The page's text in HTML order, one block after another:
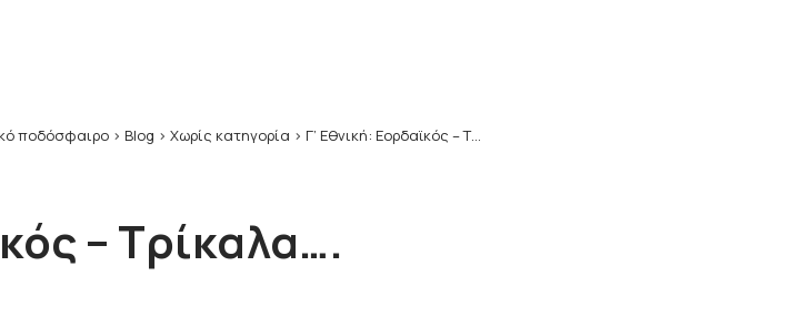
ποδόσφαιρο > Blog > Χωρίς κατηγορία > Γ’ Εθνική: Εορδαϊκός – Τρίκαλα….
– Τρίκαλα….